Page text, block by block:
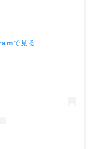
で見る